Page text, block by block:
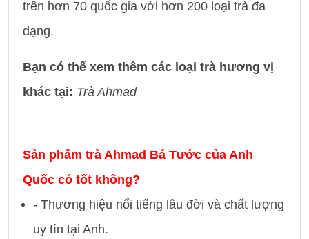
trên hơn 70 quốc gia với hơn 200 loại trà đa
dạng.
Bạn có thể xem thêm các loại trà hương vị
khác tại: Trà Ahmad
Sản phẩm trà Ahmad Bá Tước của Anh
Quốc có tốt không?
- Thương hiệu nổi tiếng lâu đời và chất lượng
uy tín tại Anh.